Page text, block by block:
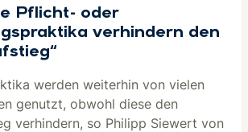
Pflicht- oder
verhindern den
werden weiterhin von vielen
genutzt, obwohl diese den
verhindern, so Philipp Siewert von